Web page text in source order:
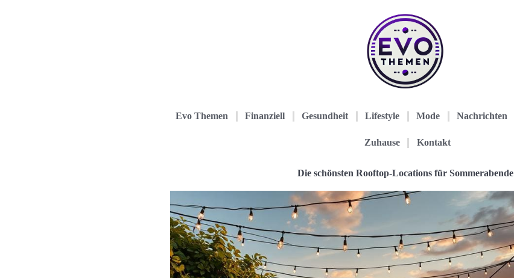
Evo Themen Finanziell Gesundheit Lifestyle Mode Nachrichten
Zuhause Kontakt
Die schönsten Rooftop-Locations für Sommerabende